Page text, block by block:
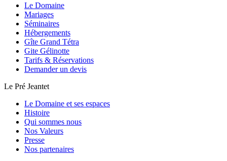
Le Domaine
Mariages
Séminaires
Hébergements
Gîte Grand Tétra
Gite Gélinotte
Tarifs & Réservations
Demander un devis
Le Pré Jeantet
Le Domaine et ses espaces
Histoire
Qui sommes nous
Nos Valeurs
Presse
Nos partenaires